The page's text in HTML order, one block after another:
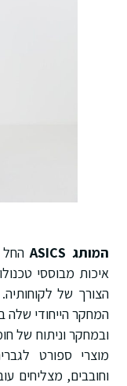
המותג ASICS
החל את
איכות מבוססי
המחקר הייחודי שלה
ובמחקר וניתוח של
מוצרי ספורט
וחובבים, מצליחים